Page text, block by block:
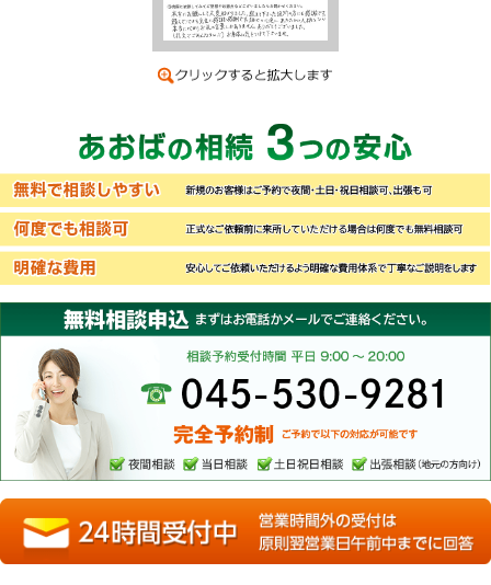
あおばの相続3つの安心
無料で相談しやすい
新規のお客様はご予約で夜間・土日・祝日相談可、出張も可
何度でも相談可
正式なご依頼前に来所していただける場合は何度でも無料相
明確な費用
安心してご依頼いただけるよう明確な費用体系で丁寧なご説
無料相談申込
まずはお電話かメールでご連絡ください。
完全予約制。ご予約で以下の対応が可能です。
夜間相談・当日相談・土日祝日相談・出張相談（地元の方向